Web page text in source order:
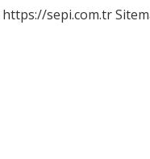
https://sepi.com.tr